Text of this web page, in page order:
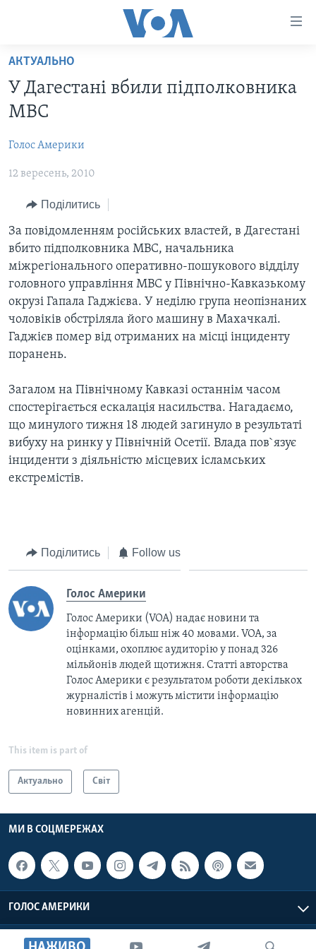
Перейти
матеріалу
Перейти
меню
Перейти
АКТУАЛЬНО
США
УКРАЇНА
ВІЙНА - ЦЕ ОСОБИСТЕ
УКРАЇНЦІ У СВІТІ
НАУКА
ЗДОРОВ'Я
КУЛЬТУРА
СУСПІЛЬСТВО
ЕКОНОМІКА
ПОЛІТИКА В США
АДМІНІСТРАЦІЯ ПРЕЗИДЕНТА ТРАМПА: ПЕРШІ 100
УКРАЇНА
ІНТЕРВ'Ю
БОРОТЬБА З ДЕЗІНФОРМАЦІЄЮ
ВІДЕО
ТЕЛЕПРОГРАМИ
БРИФІНГ ГОЛОСУ АМЕРИКИ
СТУДІЯ ВАШИНГТОН
ВІКНО В АМЕРИКУ
ПРАЙМ-ТАЙМ
Learning English
МИ В СОЦМЕРЕЖАХ
АКТУАЛЬНО
У Дагестані вбили підполковника
МВС
Голос Америки
12 вересень, 2010
Поділитись
За повідомленням російських властей, в Дагестані
вбито підполковника МВС, начальника
міжрегіонального оперативно-пошукового відділу
головного управління МВС у Північно-Кавказькому
окрузі Гапала Гаджієва. У неділю група неопізнаних
чоловіків обстріляла його машину в Махачкалі.
Гаджієв помер від отриманих на місці інциденту
поранень.
Загалом на Північному Кавказі останнім часом
спостерігається ескалація насильства. Нагадаємо,
що минулого тижня 18 людей загинуло в результаті
вибуху на ринку у Північній Осетії. Влада пов`язує
інциденти з діяльністю місцевих ісламських
екстремістів.
Поділитись Follow us
Голос Америки
Голос Америки (VOA) надає новини та
інформацію більш ніж 40 мовами. VOA, за
оцінками, охоплює аудиторію у понад 326
мільйонів людей щотижня. Статті авторства
Голос Америки є результатом роботи декількох
журналістів і можуть містити інформацію
новинних агенцій.
This item is part of
Актуально Світ
МИ В СОЦМЕРЕЖАХ
ГОЛОС АМЕРИКИ
Голос Америки © 2026 VOA, Inc. Всі права захищені